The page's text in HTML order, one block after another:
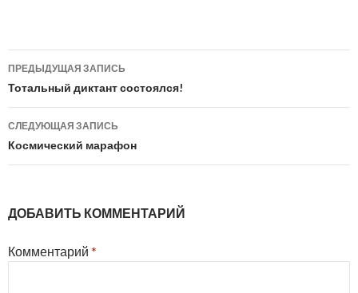
Навигация
по
записям
ПРЕДЫДУЩАЯ ЗАПИСЬ
Тотальный диктант состоялся!
СЛЕДУЮЩАЯ ЗАПИСЬ
Космический марафон
ДОБАВИТЬ КОММЕНТАРИЙ
Комментарий *